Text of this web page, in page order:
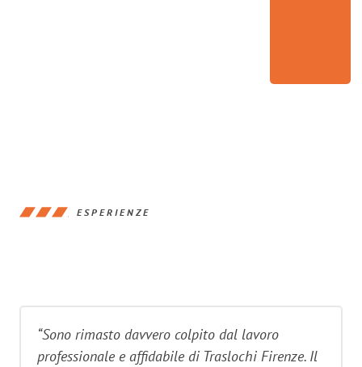
ESPERIENZE
“Sono rimasto davvero colpito dal lavoro
professionale e affidabile di Traslochi Firenze. Il